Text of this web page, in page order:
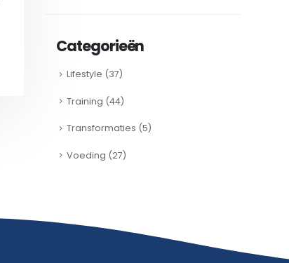
Categorieën
Lifestyle (37)
Training (44)
Transformaties (5)
Voeding (27)